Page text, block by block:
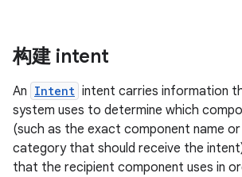
构建 intent
An Intent intent carries information
system uses to determine which
(such as the exact component name
category that should receive the
that the recipient component uses in